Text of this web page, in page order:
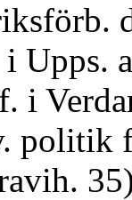
Upps.
i
politik